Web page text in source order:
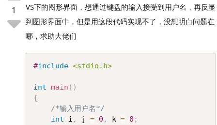
1
VS下的图形界面，想通过键盘的输入接受到用户名，再反显
到图形界面中，但是用这段代码实现不了，没想明白问题在
哪，求助大佬们
#include <stdio.h>
int main ( )
{
/*输入用户名*/
int i , j = 0 , k = 0 ;